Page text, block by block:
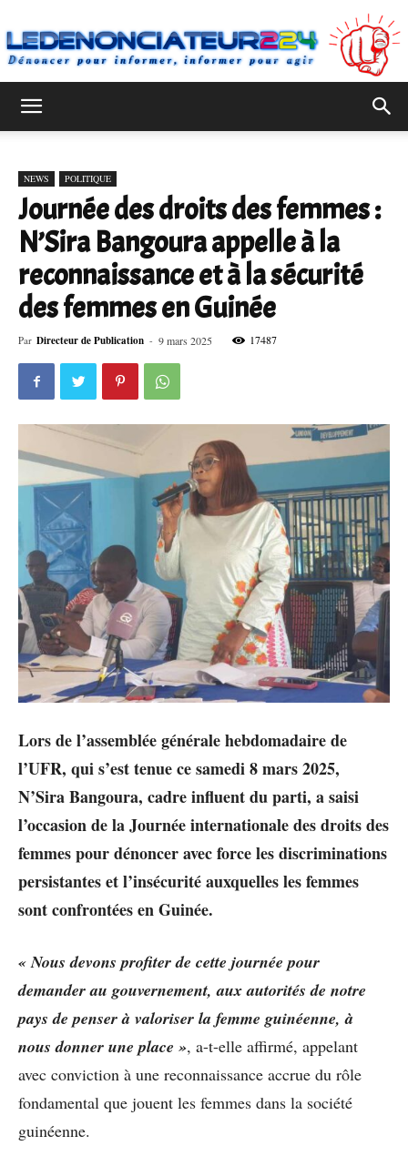
NEWS POLITIQUE
Journée des droits des femmes :
N’Sira Bangoura appelle à la
reconnaissance et à la sécurité
des femmes en Guinée
Par Directeur de Publication - 9 mars 2025 17487
Lors de l’assemblée générale hebdomadaire de
l’UFR, qui s’est tenue ce samedi 8 mars 2025,
N’Sira Bangoura, cadre influent du parti, a saisi
l’occasion de la Journée internationale des droits des
femmes pour dénoncer avec force les discriminations
persistantes et l’insécurité auxquelles les femmes
sont confrontées en Guinée.
« Nous devons profiter de cette journée pour
demander au gouvernement, aux autorités de notre
pays de penser à valoriser la femme guinéenne, à
nous donner une place », a-t-elle affirmé, appelant
avec conviction à une reconnaissance accrue du rôle
fondamental que jouent les femmes dans la société
guinéenne.